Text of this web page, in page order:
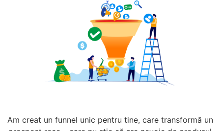
Am creat un funnel unic pentru tine, care transformă un